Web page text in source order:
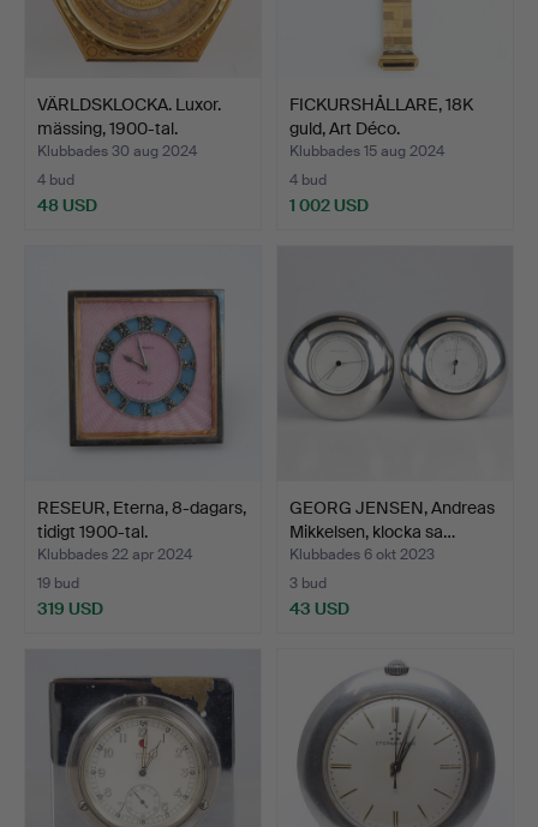
VÄRLDSKLOCKA. Luxor.
mässing, 1900-tal.
Klubbades 30 aug 2024
4 bud
48 USD
FICKURSHÅLLARE, 18K
guld, Art Déco.
Klubbades 15 aug 2024
4 bud
1 002 USD
RESEUR, Eterna, 8-dagars,
tidigt 1900-tal.
Klubbades 22 apr 2024
19 bud
319 USD
GEORG JENSEN, Andreas
Mikkelsen, klocka sa…
Klubbades 6 okt 2023
3 bud
43 USD